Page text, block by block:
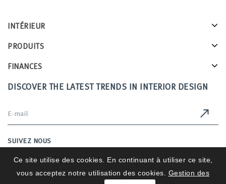
INTÉRIEUR
PRODUITS
FINANCES
DISCOVER THE LATEST TRENDS IN INTERIOR DESIGN
SUIVEZ NOUS
Ce site utilise des cookies. En continuant à utiliser ce site,
vous acceptez notre utilisation des cookies.
Gestion des